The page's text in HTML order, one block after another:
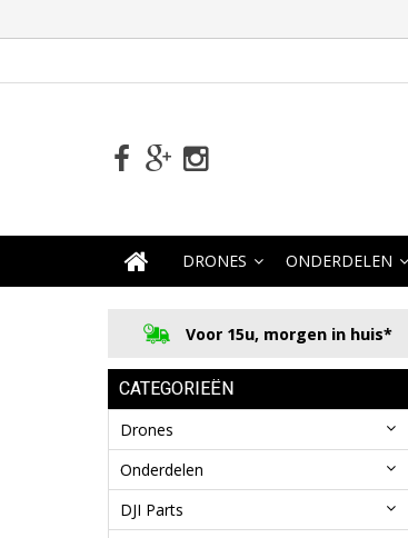
DRONES ONDERDELEN
Voor 15u, morgen in huis*
CATEGORIEËN
Drones
Onderdelen
DJI Parts